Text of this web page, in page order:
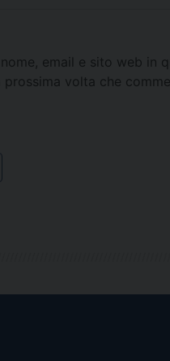
email e sito web in
volta che